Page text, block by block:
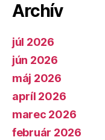
Archív
júl 2026
jún 2026
máj 2026
apríl 2026
marec 2026
február 2026